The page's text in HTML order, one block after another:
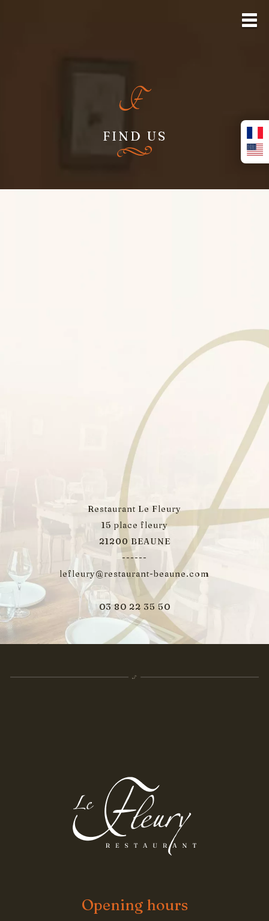
FIND US
Restaurant Le Fleury
15 place fleury
21200 BEAUNE
------
lefleury@restaurant-beaune.com
03 80 22 35 50
Opening hours